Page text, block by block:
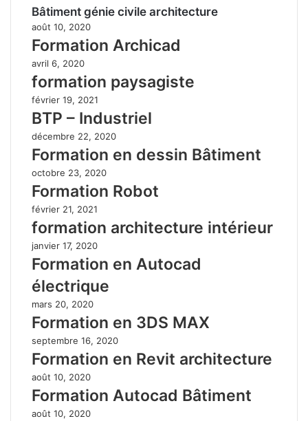
Bâtiment génie civile architecture
août 10, 2020
Formation Archicad
avril 6, 2020
formation paysagiste
février 19, 2021
BTP – Industriel
décembre 22, 2020
Formation en dessin Bâtiment
octobre 23, 2020
Formation Robot
février 21, 2021
formation architecture intérieur
janvier 17, 2020
Formation en Autocad
électrique
mars 20, 2020
Formation en 3DS MAX
septembre 16, 2020
Formation en Revit architecture
août 10, 2020
Formation Autocad Bâtiment
août 10, 2020